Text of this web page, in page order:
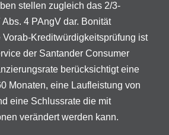
stellen zugleich das 2/3-
4 PAngV dar. Bonität
Kreditwürdigkeitsprüfung ist
der Santander Consumer
berücksichtigt eine
Monaten, eine Laufleistung von
eine Schlussrate die mit
verändert werden kann.